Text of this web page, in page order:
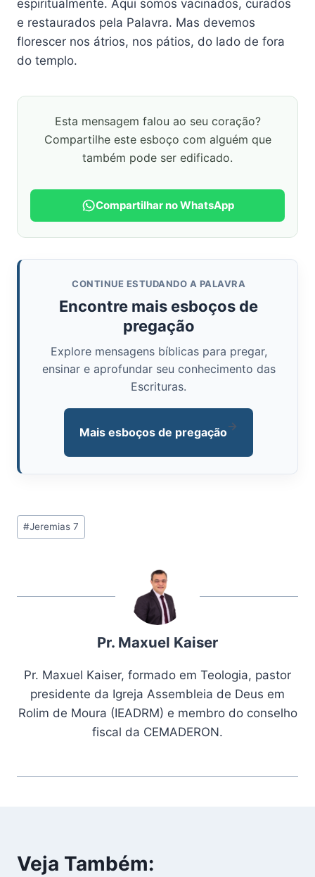
espiritualmente. Aqui somos vacinados, curados
e restaurados pela Palavra. Mas devemos
florescer nos átrios, nos pátios, do lado de fora
do templo.
Esta mensagem falou ao seu coração?
Compartilhe este esboço com alguém que
também pode ser edificado.
Compartilhar no WhatsApp
CONTINUE ESTUDANDO A PALAVRA
Encontre mais esboços de
pregação
Explore mensagens bíblicas para pregar,
ensinar e aprofundar seu conhecimento das
Escrituras.
Mais esboços de pregação→
Tags
do
#Jeremias 7
Pr. Maxuel Kaiser
Pr. Maxuel Kaiser, formado em Teologia, pastor
presidente da Igreja Assembleia de Deus em
Rolim de Moura (IEADRM) e membro do conselho
fiscal da CEMADERON.
Veja Também: